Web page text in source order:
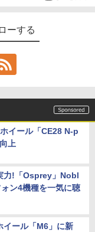
ーする
イール「CE28 N-p
上
力!「Osprey」Nobl
ン4機種を一気に聴
イール「M6」に新